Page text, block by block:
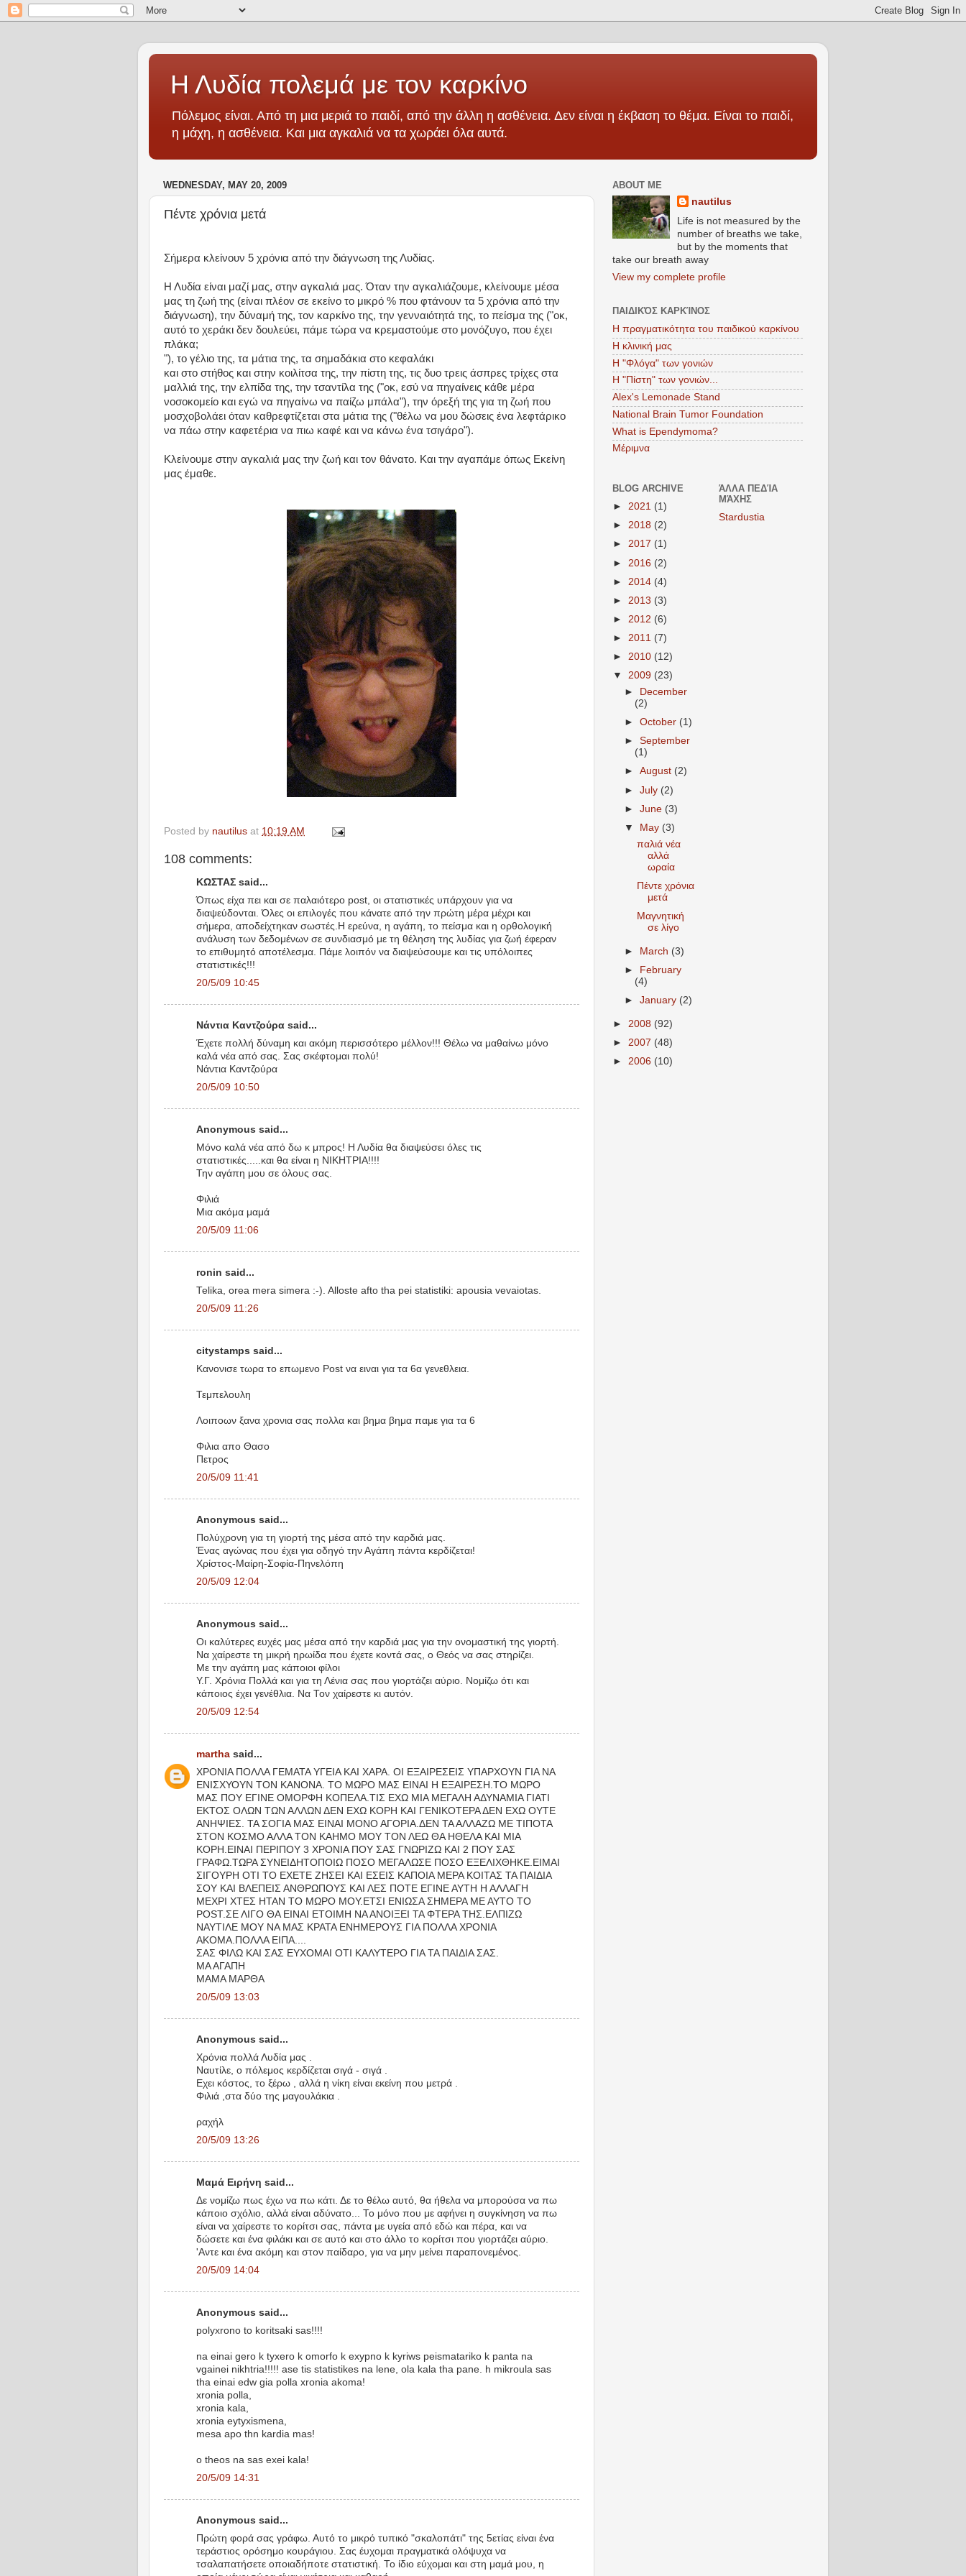
Η Λυδία πολεμά με τον καρκίνο
Πόλεμος είναι. Από τη μια μεριά το παιδί, από την άλλη η ασθένεια. Δεν είναι η έκβαση το θέμα. Είναι το παιδί,
η μάχη, η ασθένεια. Και μια αγκαλιά να τα χωράει όλα αυτά.
WEDNESDAY, MAY 20, 2009
Πέντε χρόνια μετά
Σήμερα κλείνουν 5 χρόνια από την διάγνωση της Λυδίας.
Η Λυδία είναι μαζί μας, στην αγκαλιά μας. Όταν την αγκαλιάζουμε, κλείνουμε μέσα
μας τη ζωή της (είναι πλέον σε εκείνο το μικρό % που φτάνουν τα 5 χρόνια από την
διάγνωση), την δύναμή της, τον καρκίνο της, την γενναιότητά της, το πείσμα της ("οκ,
αυτό το χεράκι δεν δουλεύει, πάμε τώρα να κρεμαστούμε στο μονόζυγο, που έχει
πλάκα;
"), το γέλιο της, τα μάτια της, τα σημαδάκια στο κεφαλάκι
και στο στήθος και στην κοιλίτσα της, την πίστη της, τις δυο τρεις άσπρες τρίχες στα
μαλλιά της, την ελπίδα της, την τσαντίλα της ("οκ, εσύ να πηγαίνεις κάθε μέρα
νοσοκομείο και εγώ να πηγαίνω να παίζω μπάλα"), την όρεξή της για τη ζωή που
μοσχοβολάει όταν καθρεφτίζεται στα μάτια της ("θέλω να μου δώσεις ένα λεφτάρικο
να πάω στην καφετέρια να πιω καφέ και να κάνω ένα τσιγάρο").
Κλείνουμε στην αγκαλιά μας την ζωή και τον θάνατο. Και την αγαπάμε όπως Εκείνη
μας έμαθε.
Posted by nautilus at 10:19 AM
108 comments:
ΚΩΣΤΑΣ said...
Όπως είχα πει και σε παλαιότερο post, oι στατιστικές υπάρχουν για να
διαψεύδονται. Όλες οι επιλογές που κάνατε από την πρώτη μέρα μέχρι και
σήμερα, αποδείχτηκαν σωστές.Η ερεύνα, η αγάπη, το πείσμα και η ορθολογική
ανάλυση των δεδομένων σε συνδιασμό με τη θέληση της λυδίας για ζωή έφεραν
το επιθυμητό αποτέλεσμα. Πάμε λοιπόν να διαψεύσουμε και τις υπόλοιπες
στατιστικές!!!
20/5/09 10:45
Νάντια Καντζούρα said...
Έχετε πολλή δύναμη και ακόμη περισσότερο μέλλον!!! Θέλω να μαθαίνω μόνο
καλά νέα από σας. Σας σκέφτομαι πολύ!
Νάντια Καντζούρα
20/5/09 10:50
Anonymous said...
Μόνο καλά νέα από δω κ μπρος! Η Λυδία θα διαψεύσει όλες τις
στατιστικές.....και θα είναι η ΝΙΚΗΤΡΙΑ!!!!
Την αγάπη μου σε όλους σας.
Φιλιά
Μια ακόμα μαμά
20/5/09 11:06
ronin said...
Telika, orea mera simera :-). Alloste afto tha pei statistiki: apousia vevaiotas.
20/5/09 11:26
citystamps said...
Κανονισε τωρα το επωμενο Post να ειναι για τα 6α γενεθλεια.
Τεμπελουλη
Λοιποων ξανα χρονια σας πολλα και βημα βημα παμε για τα 6
Φιλια απο Θασο
Πετρος
20/5/09 11:41
Anonymous said...
Πολύχρονη για τη γιορτή της μέσα από την καρδιά μας.
Ένας αγώνας που έχει για οδηγό την Αγάπη πάντα κερδίζεται!
Χρίστος-Μαίρη-Σοφία-Πηνελόπη
20/5/09 12:04
Anonymous said...
Οι καλύτερες ευχές μας μέσα από την καρδιά μας για την ονομαστική της γιορτή.
Να χαίρεστε τη μικρή ηρωίδα που έχετε κοντά σας, ο Θεός να σας στηρίζει.
Με την αγάπη μας κάποιοι φίλοι
Υ.Γ. Χρόνια Πολλά και για τη Λένια σας που γιορτάζει αύριο. Νομίζω ότι και
κάποιος έχει γενέθλια. Να Τον χαίρεστε κι αυτόν.
20/5/09 12:54
martha said...
ΧΡΟΝΙΑ ΠΟΛΛΑ ΓΕΜΑΤΑ ΥΓΕΙΑ ΚΑΙ ΧΑΡΑ. ΟΙ ΕΞΑΙΡΕΣΕΙΣ ΥΠΑΡΧΟΥΝ ΓΙΑ ΝΑ
ΕΝΙΣΧΥΟΥΝ ΤΟΝ ΚΑΝΟΝΑ. ΤΟ ΜΩΡΟ ΜΑΣ ΕΙΝΑΙ Η ΕΞΑΙΡΕΣΗ.ΤΟ ΜΩΡΟ
ΜΑΣ ΠΟΥ ΕΓΙΝΕ ΟΜΟΡΦΗ ΚΟΠΕΛΑ.ΤΙΣ ΕΧΩ ΜΙΑ ΜΕΓΑΛΗ ΑΔΥΝΑΜΙΑ ΓΙΑΤΙ
ΕΚΤΟΣ ΟΛΩΝ ΤΩΝ ΑΛΛΩΝ ΔΕΝ ΕΧΩ ΚΟΡΗ ΚΑΙ ΓΕΝΙΚΟΤΕΡΑ ΔΕΝ ΕΧΩ ΟΥΤΕ
ΑΝΗΨΙΕΣ. ΤΑ ΣΟΓΙΑ ΜΑΣ ΕΙΝΑΙ ΜΟΝΟ ΑΓΟΡΙΑ.ΔΕΝ ΤΑ ΑΛΛΑΖΩ ΜΕ ΤΙΠΟΤΑ
ΣΤΟΝ ΚΟΣΜΟ ΑΛΛΑ ΤΟΝ ΚΑΗΜΟ ΜΟΥ ΤΟΝ ΛΕΩ ΘΑ ΗΘΕΛΑ ΚΑΙ ΜΙΑ
ΚΟΡΗ.ΕΙΝΑΙ ΠΕΡΙΠΟΥ 3 ΧΡΟΝΙΑ ΠΟΥ ΣΑΣ ΓΝΩΡΙΖΩ ΚΑΙ 2 ΠΟΥ ΣΑΣ
ΓΡΑΦΩ.ΤΩΡΑ ΣΥΝΕΙΔΗΤΟΠΟΙΩ ΠΟΣΟ ΜΕΓΑΛΩΣΕ ΠΟΣΟ ΕΞΕΛΙΧΘΗΚΕ.ΕΙΜΑΙ
ΣΙΓΟΥΡΗ ΟΤΙ ΤΟ ΕΧΕΤΕ ΖΗΣΕΙ ΚΑΙ ΕΣΕΙΣ ΚΑΠΟΙΑ ΜΕΡΑ ΚΟΙΤΑΣ ΤΑ ΠΑΙΔΙΑ
ΣΟΥ ΚΑΙ ΒΛΕΠΕΙΣ ΑΝΘΡΩΠΟΥΣ ΚΑΙ ΛΕΣ ΠΟΤΕ ΕΓΙΝΕ ΑΥΤΗ Η ΑΛΛΑΓΗ
ΜΕΧΡΙ ΧΤΕΣ ΗΤΑΝ ΤΟ ΜΩΡΟ ΜΟΥ.ΕΤΣΙ ΕΝΙΩΣΑ ΣΗΜΕΡΑ ΜΕ ΑΥΤΟ ΤΟ
POST.ΣΕ ΛΙΓΟ ΘΑ ΕΙΝΑΙ ΕΤΟΙΜΗ ΝΑ ΑΝΟΙΞΕΙ ΤΑ ΦΤΕΡΑ ΤΗΣ.ΕΛΠΙΖΩ
ΝΑΥΤΙΛΕ ΜΟΥ ΝΑ ΜΑΣ ΚΡΑΤΑ ΕΝΗΜΕΡΟΥΣ ΓΙΑ ΠΟΛΛΑ ΧΡΟΝΙΑ
ΑΚΟΜΑ.ΠΟΛΛΑ ΕΙΠΑ....
ΣΑΣ ΦΙΛΩ ΚΑΙ ΣΑΣ ΕΥΧΟΜΑΙ ΟΤΙ ΚΑΛΥΤΕΡΟ ΓΙΑ ΤΑ ΠΑΙΔΙΑ ΣΑΣ.
ΜΑ ΑΓΑΠΗ
ΜΑΜΑ ΜΑΡΘΑ
20/5/09 13:03
Anonymous said...
Χρόνια πολλά Λυδία μας .
Ναυτίλε, ο πόλεμος κερδίζεται σιγά - σιγά .
Εχει κόστος, το ξέρω , αλλά η νίκη είναι εκείνη που μετρά .
Φιλιά ,στα δύο της μαγουλάκια .
ραχήλ
20/5/09 13:26
Μαμά Ειρήνη said...
Δε νομίζω πως έχω να πω κάτι. Δε το θέλω αυτό, θα ήθελα να μπορούσα να πω
κάποιο σχόλιο, αλλά είναι αδύνατο... Το μόνο που με αφήνει η συγκίνηση να πω
είναι να χαίρεστε το κορίτσι σας, πάντα με υγεία από εδώ και πέρα, και να
δώσετε και ένα φιλάκι και σε αυτό και στο άλλο το κορίτσι που γιορτάζει αύριο.
'Αντε και ένα ακόμη και στον παίδαρο, για να μην μείνει παραπονεμένος.
20/5/09 14:04
Anonymous said...
polyxrono to koritsaki sas!!!!
na einai gero k tyxero k omorfo k exypno k kyriws peismatariko k panta na
vgainei nikhtria!!!!! ase tis statistikes na lene, ola kala tha pane. h mikroula sas
tha einai edw gia polla xronia akoma!
xronia polla,
xronia kala,
xronia eytyxismena,
mesa apo thn kardia mas!
o theos na sas exei kala!
20/5/09 14:31
Anonymous said...
Πρώτη φορά σας γράφω. Αυτό το μικρό τυπικό "σκαλοπάτι" της 5ετίας είναι ένα
τεράστιος ορόσημο κουράγιου. Σας έυχομαι πραγματικά ολόψυχα να
τσαλαπατήσετε οποιαδήποτε στατιστική. Το ίδιο εύχομαι και στη μαμά μου, η
ABOUT ME
nautilus
Life is not measured by the
number of breaths we take,
but by the moments that
take our breath away
View my complete profile
ΠΑΙΔΙΚΌΣ ΚΑΡΚΊΝΟΣ
Η πραγματικότητα του παιδικού καρκίνου
Η κλινική μας
Η "Φλόγα" των γονιών
Η "Πίστη" των γονιών...
Alex's Lemonade Stand
National Brain Tumor Foundation
What is Ependymoma?
Μέριμνα
BLOG ARCHIVE
► 2021 (1)
► 2018 (2)
► 2017 (1)
► 2016 (2)
► 2014 (4)
► 2013 (3)
► 2012 (6)
► 2011 (7)
► 2010 (12)
▼ 2009 (23)
►
December
(2)
►October (1)
►September
(1)
►August (2)
►July (2)
►June (3)
▼
May (3)
παλιά νέα
αλλά
ωραία
Πέντε χρόνια
μετά
Μαγνητική
σε λίγο
► March (3)
►
February
(4)
►January (2)
► 2008 (92)
► 2007 (48)
► 2006 (10)
ΆΛΛΑ ΠΕΔΊΑ
ΜΆΧΗΣ
Stardustia